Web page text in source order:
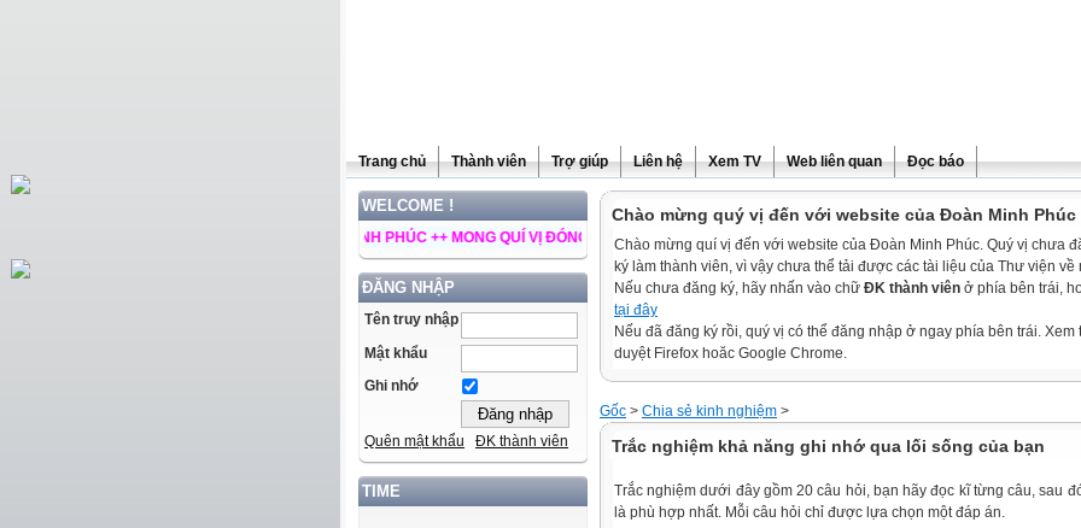
Trang chủ Thành viên Trợ giúp Liên hệ Xem TV Web liên quan Đọc báo
WELCOME !
QUÍ VỊ GHÉ THĂM TRANG WEB CỦA MINH PHÚC ++ MONG QUÍ VỊ ĐÓNG GÓP Ý KIẾN ĐỂ TRANG WEB NGÀY CÀNG PHÁT TRIỂN ++ CHÚC QUÍ VỊ LUÔN
ĐĂNG NHẬP
Tên truy nhập
Mật khẩu
Ghi nhớ
Quên mật khẩu ĐK thành viên
TIME
Chào mừng quý vị đến với website của Đoàn Minh Phúc
Chào mừng quí vị đến với website của Đoàn Minh Phúc. Quý vị chưa
ký làm thành viên, vì vậy chưa thể tải được các tài liệu của Thư viện về
Nếu chưa đăng ký, hãy nhấn vào chữ ĐK thành viên ở phía bên trái,
tại đây
Nếu đã đăng ký rồi, quý vị có thể đăng nhập ở ngay phía bên trái.
duyệt Firefox hoăc Google Chrome.
Gốc > Chia sẻ kinh nghiệm >
Trắc nghiệm khả năng ghi nhớ qua lối sống của bạn
Trắc nghiệm dưới đây gồm 20 câu hỏi, bạn hãy đọc kĩ từng câu, sau
là phù hợp nhất. Mỗi câu hỏi chỉ được lựa chọn một đáp án.